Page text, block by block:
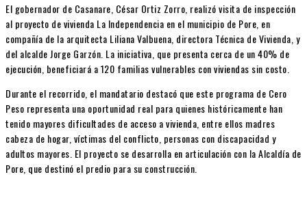
El gobernador de Casanare, César Ortiz Zorro, realizó visita de inspección
al proyecto de vivienda La Independencia en el municipio de Pore, en
compañía de la arquitecta Liliana Valbuena, directora Técnica de Vivienda, y
del alcalde Jorge Garzón. La iniciativa, que presenta cerca de un 40% de
ejecución, beneficiará a 120 familias vulnerables con viviendas sin costo.
Durante el recorrido, el mandatario destacó que este programa de Cero
Peso representa una oportunidad real para quienes históricamente han
tenido mayores dificultades de acceso a vivienda, entre ellos madres
cabeza de hogar, víctimas del conflicto, personas con discapacidad y
adultos mayores. El proyecto se desarrolla en articulación con la Alcaldía de
Pore, que destinó el predio para su construcción.